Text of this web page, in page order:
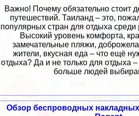
Важно! Почему обязательно стоит
путешествий. Таиланд – это,
популярных стран для отдыха среди
Высокий уровень комфорта,
замечательные пляжи,
жители, вкусная еда – что ещё
отдыха? Да и не только для отдыха
больше людей
Обзор беспроводных